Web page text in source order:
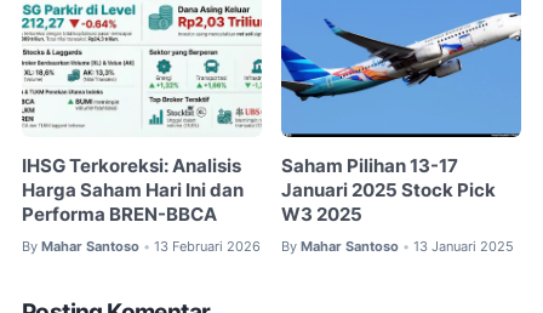
IHSG Terkoreksi: Analisis
Harga Saham Hari Ini dan
Performa BREN-BBCA
By Mahar Santoso • 13 Februari 2026
Saham Pilihan 13-17
Januari 2025 Stock Pick
W3 2025
By Mahar Santoso • 13 Januari 2025